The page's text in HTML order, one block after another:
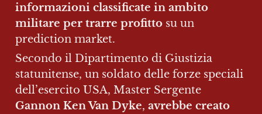
informazioni classificate in ambito
militare per trarre profitto su un
prediction market.
Secondo il Dipartimento di Giustizia
statunitense, un soldato delle forze speciali
Gannon Ken Van Dyke, avrebbe creato